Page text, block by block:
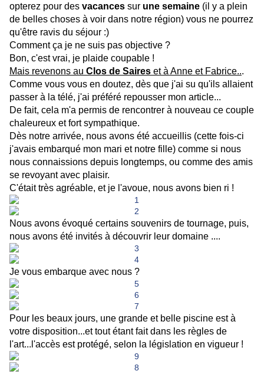
opterez pour des vacances sur une semaine (il y a plein
de belles choses à voir dans notre région) vous ne pourrez
qu'être ravis du séjour :)
Comment ça je ne suis pas objective ?
Bon, c'est vrai, je plaide coupable !
Mais revenons au Clos de Saires et à Anne et Fabrice...
Comme vous vous en doutez, dès que j'ai su qu'ils allaient
passer à la télé, j'ai préféré repousser mon article...
De fait, cela m'a permis de rencontrer à nouveau ce couple
chaleureux et fort sympathique.
Dès notre arrivée, nous avons été accueillis (cette fois-ci
j'avais embarqué mon mari et notre fille) comme si nous
nous connaissions depuis longtemps, ou comme des amis
se revoyant avec plaisir.
C'était très agréable, et je l'avoue, nous avons bien ri !
Nous avons évoqué certains souvenirs de tournage, puis,
nous avons été invités à découvrir leur domaine ....
Je vous embarque avec nous ?
Pour les beaux jours, une grande et belle piscine est à
votre disposition...et tout étant fait dans les règles de
l'art...l'accès est protégé, selon la législation en vigueur !